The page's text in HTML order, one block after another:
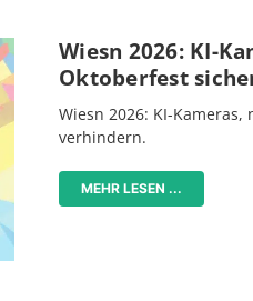
Wiesn 2026: KI-
Oktoberfest
Wiesn 2026: KI-
verhindern.
MEHR LESEN ...